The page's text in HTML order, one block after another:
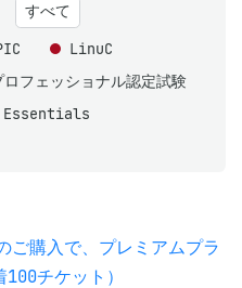
すべて
LinuC
ロフェッショナル認定試験
Essentials
ご購入で、プレミアムプラ
チケット）